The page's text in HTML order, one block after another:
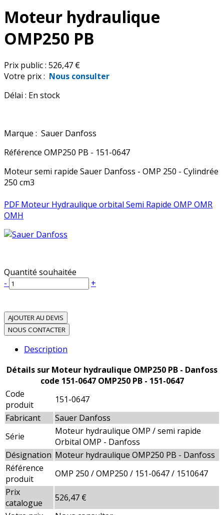
Moteur hydraulique
OMP250 PB
Prix public : 526,47 €
Votre prix : Nous consulter
Délai : En stock
Marque : Sauer Danfoss
Référence OMP250 PB - 151-0647
Moteur semi rapide Sauer Danfoss - OMP 250 - Cylindrée
250 cm3
PDF Moteur Hydraulique orbital Semi Rapide OMP OMR
OMH
Quantité souhaitée
-
+
AJOUTER AU DEVIS
NOUS CONTACTER
Description
Détails sur Moteur hydraulique OMP250 PB - Danfoss
code 151-0647 OMP250 PB - 151-0647
Code
produit
151-0647
Fabricant
Sauer Danfoss
Série
Moteur hydraulique OMP / semi rapide
Orbital OMP - Danfoss
Désignation Moteur hydraulique OMP250 PB - Danfoss
Référence
produit
OMP 250 / OMP250 / 151-0647 / 1510647
Prix
catalogue
526,47 €